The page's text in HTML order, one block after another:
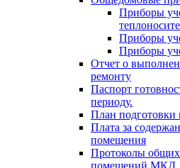
Приборы
Приборы
Приборы
Отчет о
ремонту
Паспорт
периоду.
План подготовки
Плата за
помещения
Протоколы общих
помещений МКД